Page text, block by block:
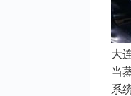
大
当
系